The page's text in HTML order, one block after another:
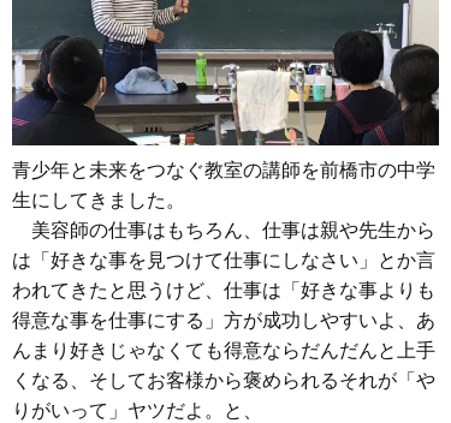
青少年と未来をつなぐ教室の講師を前橋市の中学
生にしてきました。
美容師の仕事はもちろん、仕事は親や先生から
は「好きな事を見つけて仕事にしなさい」とか言
われてきたと思うけど、仕事は「好きな事よりも
得意な事を仕事にする」方が成功しやすいよ、あ
んまり好きじゃなくても得意ならだんだんと上手
くなる、そしてお客様から褒められるそれが「や
りがいって」ヤツだよ。と、